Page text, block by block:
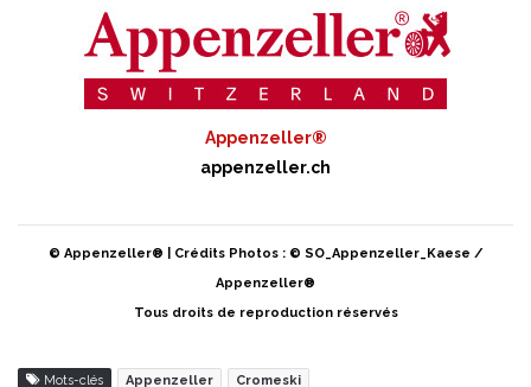
Appenzeller®
appenzeller.ch
© Appenzeller® | Crédits Photos : © SO_Appenzeller_Kaese /
Appenzeller®
Tous droits de reproduction réservés
Mots-clés Appenzeller Cromeski